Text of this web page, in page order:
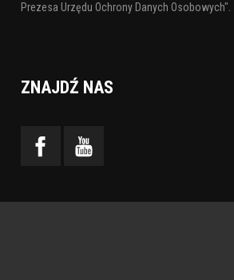
Prezesa Urzędu Ochrony Danych Osobowych".
ZNAJDŹ NAS